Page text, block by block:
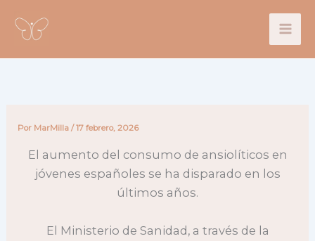
Por MarMilla/17 febrero, 2026
El aumento del consumo de ansiolíticos en
jóvenes españoles se ha disparado en los
últimos años.
El Ministerio de Sanidad, a través de la